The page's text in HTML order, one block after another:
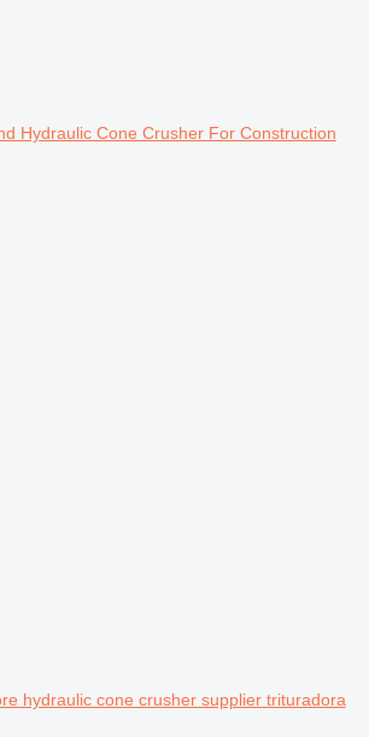
Hydraulic Cone Crusher For Construction
hydraulic cone crusher supplier trituradora